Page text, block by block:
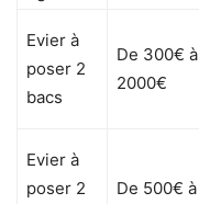
Evier à
poser 2
bacs
De 300€ à
2000€
Evier à
poser 2
De 500€ à